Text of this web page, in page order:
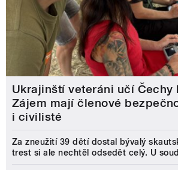
Ukrajinští veteráni učí Čechy
Zájem mají členové
i civilisté
Za zneužití 39 dětí dostal bývalý
trest si ale nechtěl odsedět celý. U